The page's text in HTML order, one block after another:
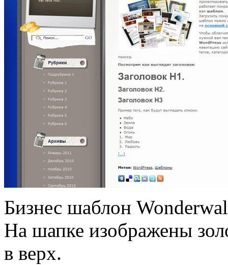
Бизнес шаблон
На шапке изображены
в верх.